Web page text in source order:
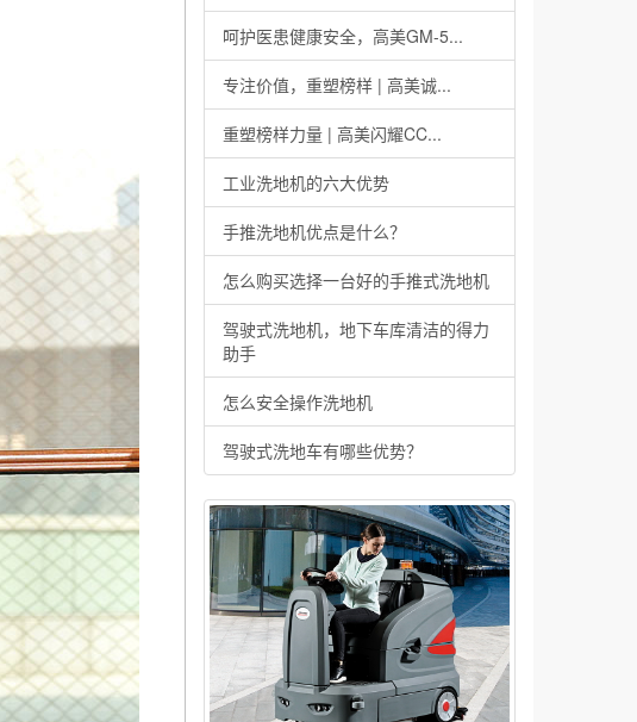
呵护医患健康安全，高美GM-5...
专注价值，重塑榜样 | 高美诚...
重塑榜样力量 | 高美闪耀CC...
工业洗地机的六大优势
手推洗地机优点是什么？
怎么购买选择一台好的手推式洗地机
驾驶式洗地机，地下车库清洁的得力
助手
怎么安全操作洗地机
驾驶式洗地车有哪些优势？